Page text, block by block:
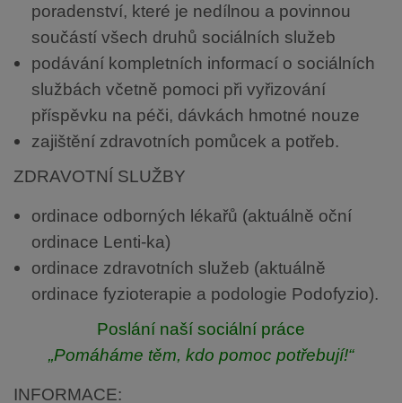
poradenství, které je nedílnou a povinnou
součástí všech druhů sociálních služeb
podávání kompletních informací o sociálních
službách včetně pomoci při vyřizování
příspěvku na péči, dávkách hmotné nouze
zajištění zdravotních pomůcek a potřeb.
ZDRAVOTNÍ SLUŽBY
ordinace odborných lékařů (aktuálně oční
ordinace Lenti-ka)
ordinace zdravotních služeb (aktuálně
ordinace fyzioterapie a podologie Podofyzio).
Poslání naší sociální práce
„Pomáháme těm, kdo pomoc potřebují!“
INFORMACE: